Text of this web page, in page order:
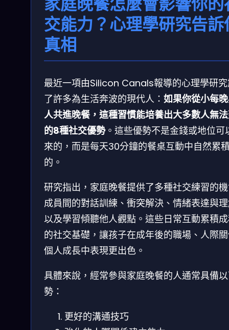
交能力？心理學研究告訴
真相
最近一項由Silicon Canals報導的心理學研
了許多為生活奔波的現代人： 如果你從小每
人共進晚餐，這種習慣能培養出大多數人無
的8種社交優勢。這些優勢不是金錢或地位可
來的，而是每天30分鐘的餐桌互動中自然累
的。
研究指出，家庭晚餐提供了多種社交練習的
成員間的對話訓練、衝突解決、情緒表達與
以及學習傾聽他人觀點。這些日常互動累積
的社交基礎，讓孩子在成年後的職場、人際
個人成長中表現更出色。
具體來說，經常參與家庭晚餐的人通常具備
勢：
更好的溝通技巧